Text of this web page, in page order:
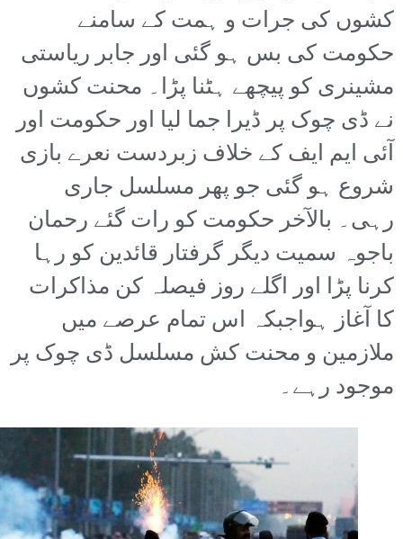
کشوں کی جرات و ہمت کے سامنے
حکومت کی بس ہو گئی اور جابر ریاستی
مشینری کو پیچھے ہٹنا پڑا۔ محنت کشوں
نے ڈی چوک پر ڈیرا جما لیا اور حکومت اور
آئی ایم ایف کے خلاف زبردست نعرے بازی
شروع ہو گئی جو پھر مسلسل جاری
رہی۔ بالآخر حکومت کو رات گئے رحمان
باجوہ سمیت دیگر گرفتار قائدین کو رہا
کرنا پڑا اور اگلے روز فیصلہ کن مذاکرات
کا آغاز ہواجبکہ اس تمام عرصے میں
ملازمین و محنت کش مسلسل ڈی چوک پر
موجود رہے۔